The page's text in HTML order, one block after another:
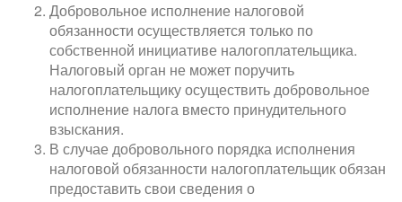
Добровольное исполнение налоговой
обязанности осуществляется только по
собственной инициативе налогоплательщика.
Налоговый орган не может поручить
налогоплательщику осуществить добровольное
исполнение налога вместо принудительного
взыскания.
В случае добровольного порядка исполнения
налоговой обязанности налогоплательщик обязан
предоставить свои сведения о